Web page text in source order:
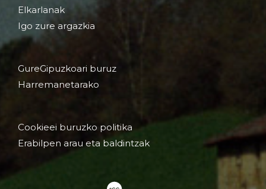
Elkarlanak
Igo zure argazkia
GureGipuzkoari buruz
Harremanetarako
Cookieei buruzko politika
Erabilpen arau eta baldintzak